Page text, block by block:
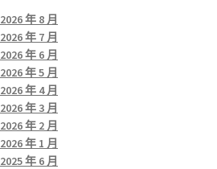
2026 年 8 月
2026 年 7 月
2026 年 6 月
2026 年 5 月
2026 年 4 月
2026 年 3 月
2026 年 2 月
2026 年 1 月
2025 年 6 月